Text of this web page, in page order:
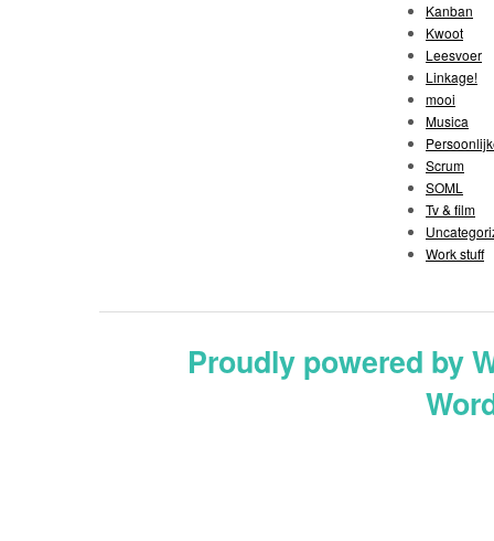
Kanban
Kwoot
Leesvoer
Linkage!
mooi
Musica
Scrum
SOML
Tv & film
Work stuff
Proudly powered by